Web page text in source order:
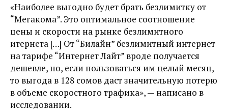
«Наиболее выгодно будет брать безлимитку от
“Мегакома”. Это оптимальное соотношение
цены и скорости на рынке безлимитного
итернета […] От “Билайн” безлимитный интернет
на тарифе “Интернет Лайт” вроде получается
дешевле, но, если пользоваться им целый месяц,
то выгода в 128 сомов даст значительную потерю
в объеме скоростного трафика», — написано в
исследовании.